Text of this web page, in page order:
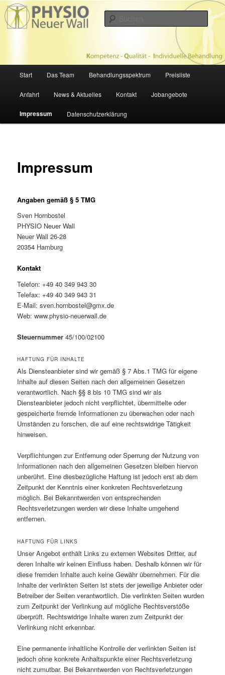
Zum
primären
Inhalt
PHYSIOTHERAPIE NEUER WALL
Physiotherapie in Hamburg
Start Das Team Behandlungsspektrum Preisliste
Anfahrt News & Aktuelles Kontakt Jobangebote
Impressum Datenschutzerklärung
Impressum
Angaben gemäß § 5 TMG
Sven Hornbostel
PHYSIO Neuer Wall
Neuer Wall 26-28
20354 Hamburg
Kontakt
Telefon: +49 40 349 943 30
Telefax: +49 40 349 943 31
E-Mail: sven.hornbostel@gmx.de
Web: www.physio-neuerwall.de
Steuernummer 45/100/02100
HAFTUNG FÜR INHALTE
Als Diensteanbieter sind wir gemäß § 7 Abs.1 TMG für eigene
Inhalte auf diesen Seiten nach den allgemeinen Gesetzen
verantwortlich. Nach §§ 8 bis 10 TMG sind wir als
Diensteanbieter jedoch nicht verpflichtet, übermittelte oder
gespeicherte fremde Informationen zu überwachen oder nach
Umständen zu forschen, die auf eine rechtswidrige Tätigkeit
hinweisen.
Verpflichtungen zur Entfernung oder Sperrung der Nutzung von
Informationen nach den allgemeinen Gesetzen bleiben hiervon
unberührt. Eine diesbezügliche Haftung ist jedoch erst ab dem
Zeitpunkt der Kenntnis einer konkreten Rechtsverletzung
möglich. Bei Bekanntwerden von entsprechenden
Rechtsverletzungen werden wir diese Inhalte umgehend
entfernen.
HAFTUNG FÜR LINKS
Unser Angebot enthält Links zu externen Websites Dritter, auf
deren Inhalte wir keinen Einfluss haben. Deshalb können wir für
diese fremden Inhalte auch keine Gewähr übernehmen. Für die
Inhalte der verlinkten Seiten ist stets der jeweilige Anbieter oder
Betreiber der Seiten verantwortlich. Die verlinkten Seiten wurden
zum Zeitpunkt der Verlinkung auf mögliche Rechtsverstöße
überprüft. Rechtswidrige Inhalte waren zum Zeitpunkt der
Verlinkung nicht erkennbar.
Eine permanente inhaltliche Kontrolle der verlinkten Seiten ist
jedoch ohne konkrete Anhaltspunkte einer Rechtsverletzung
nicht zumutbar. Bei Bekanntwerden von Rechtsverletzungen